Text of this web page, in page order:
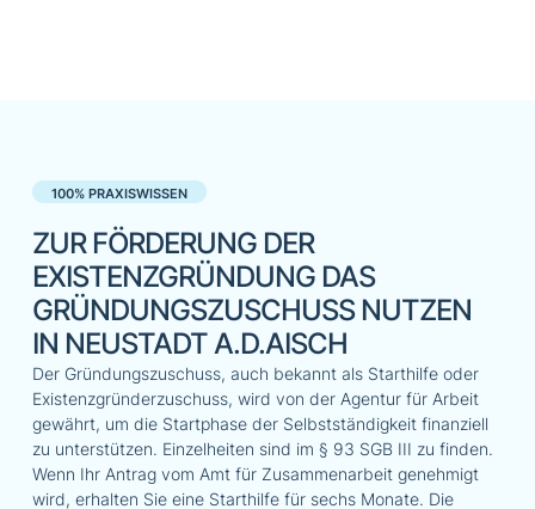
100% PRAXISWISSEN
ZUR FÖRDERUNG DER
EXISTENZGRÜNDUNG DAS
GRÜNDUNGSZUSCHUSS NUTZEN
IN NEUSTADT A.D.AISCH
Der Gründungszuschuss, auch bekannt als Starthilfe oder
Existenzgründerzuschuss, wird von der Agentur für Arbeit
gewährt, um die Startphase der Selbstständigkeit finanziell
zu unterstützen. Einzelheiten sind im § 93 SGB III zu finden.
Wenn Ihr Antrag vom Amt für Zusammenarbeit genehmigt
wird, erhalten Sie eine Starthilfe für sechs Monate. Die